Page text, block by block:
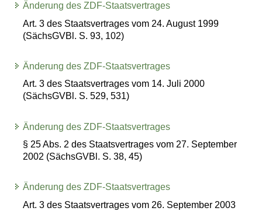
Änderung des ZDF-Staatsvertrages
Art. 3 des Staatsvertrages vom 24. August 1999
(SächsGVBl. S. 93, 102)
Änderung des ZDF-Staatsvertrages
Art. 3 des Staatsvertrages vom 14. Juli 2000
(SächsGVBl. S. 529, 531)
Änderung des ZDF-Staatsvertrages
§ 25 Abs. 2 des Staatsvertrages vom 27. September
2002 (SächsGVBl. S. 38, 45)
Änderung des ZDF-Staatsvertrages
Art. 3 des Staatsvertrages vom 26. September 2003